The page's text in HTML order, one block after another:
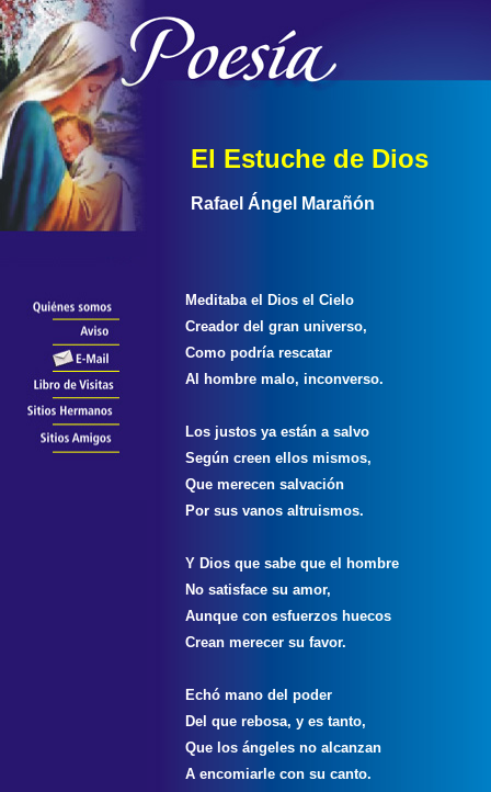
El Estuche de Dios
Rafael Ángel Marañón
Meditaba el Dios el Cielo
Creador del gran universo,
Como podría rescatar
Al hombre malo, inconverso.
Los justos ya están a salvo
Según creen ellos mismos,
Que merecen salvación
Por sus vanos altruismos.
Y Dios que sabe que el hombre
No satisface su amor,
Aunque con esfuerzos huecos
Crean merecer su favor.
Echó mano del poder
Del que rebosa, y es tanto,
Que los ángeles no alcanzan
A encomiarle con su canto.